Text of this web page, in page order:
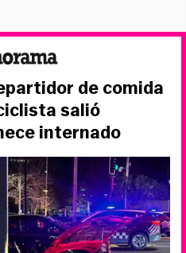
de comida
salió
internado